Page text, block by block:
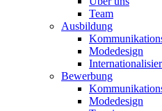
Team
Ausbildung
Modedesign
Bewerbung
Modedesign